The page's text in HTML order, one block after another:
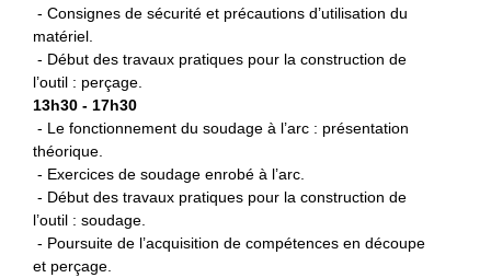
- Consignes de sécurité et précautions d’utilisation du
matériel.
- Début des travaux pratiques pour la construction de
l’outil : perçage.
13h30 - 17h30
- Le fonctionnement du soudage à l’arc : présentation
théorique.
- Exercices de soudage enrobé à l’arc.
- Début des travaux pratiques pour la construction de
l’outil : soudage.
- Poursuite de l’acquisition de compétences en découpe
et perçage.